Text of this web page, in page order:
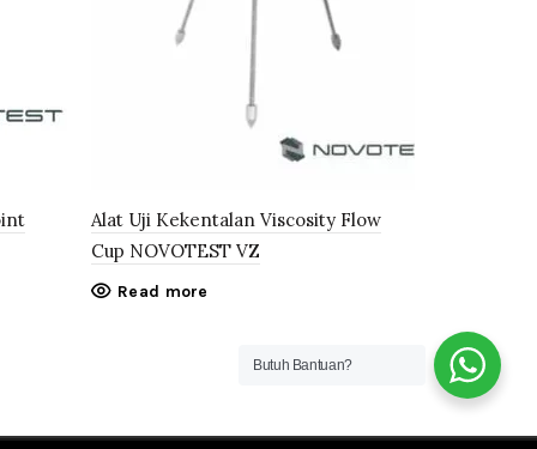
Alat Uji Kekentalan Viscosity Flow
Cup NOVOTEST VZ
Read more
Butuh Bantuan?